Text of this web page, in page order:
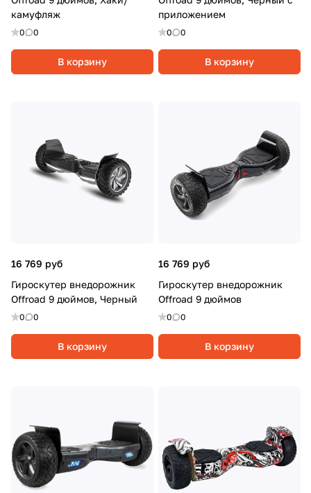
камуфляж
0 0
В корзину
приложением
0 0
В корзину
16 769 руб
Гироскутер внедорожник
Offroad 9 дюймов, Черный
0 0
В корзину
16 769 руб
Гироскутер внедорожник
Offroad 9 дюймов
0 0
В корзину